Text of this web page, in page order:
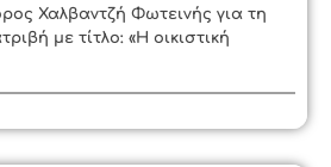
Χαλβαντζή Φωτεινής για τη
με τίτλο: «Η οικιστική